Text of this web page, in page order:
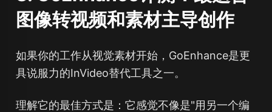
图像转视频和素材主导创作
如果你的工作从视觉素材开始，GoEnhance是更
具说服力的InVideo替代工具之一。
理解它的最佳方式是：它感觉不像是"用另一个编